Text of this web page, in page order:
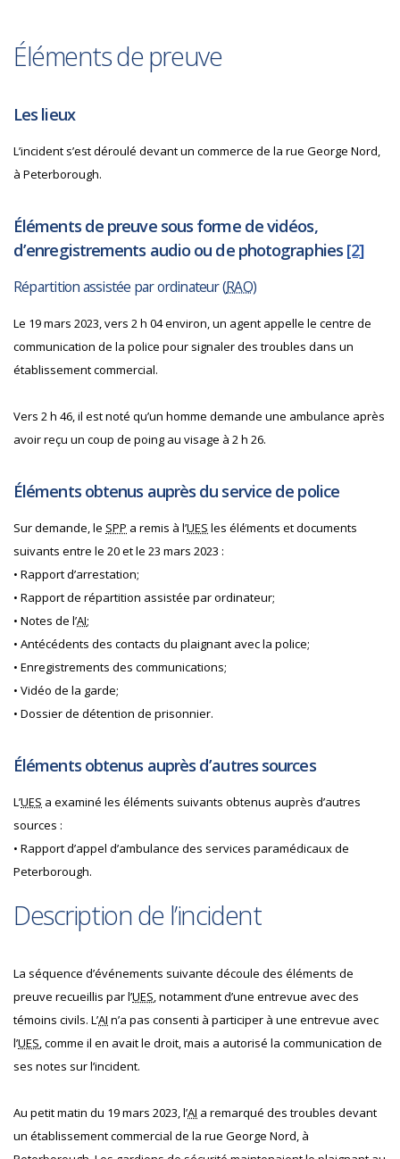
Éléments de preuve
Les lieux
L’incident s’est déroulé devant un commerce de la rue George Nord,
à Peterborough.
Éléments de preuve sous forme de vidéos,
d’enregistrements audio ou de photographies [2]
Répartition assistée par ordinateur (RAO)
Le 19 mars 2023, vers 2 h 04 environ, un agent appelle le centre de
communication de la police pour signaler des troubles dans un
établissement commercial.
Vers 2 h 46, il est noté qu’un homme demande une ambulance après
avoir reçu un coup de poing au visage à 2 h 26.
Éléments obtenus auprès du service de police
Sur demande, le SPP a remis à l’UES les éléments et documents
suivants entre le 20 et le 23 mars 2023 :
• Rapport d’arrestation;
• Rapport de répartition assistée par ordinateur;
• Notes de l’AI;
• Antécédents des contacts du plaignant avec la police;
• Enregistrements des communications;
• Vidéo de la garde;
• Dossier de détention de prisonnier.
Éléments obtenus auprès d’autres sources
L’UES a examiné les éléments suivants obtenus auprès d’autres
sources :
• Rapport d’appel d’ambulance des services paramédicaux de
Peterborough.
Description de l’incident
La séquence d’événements suivante découle des éléments de
preuve recueillis par l’UES, notamment d’une entrevue avec des
témoins civils. L’AI n’a pas consenti à participer à une entrevue avec
l’UES, comme il en avait le droit, mais a autorisé la communication de
ses notes sur l’incident.
Au petit matin du 19 mars 2023, l’AI a remarqué des troubles devant
un établissement commercial de la rue George Nord, à